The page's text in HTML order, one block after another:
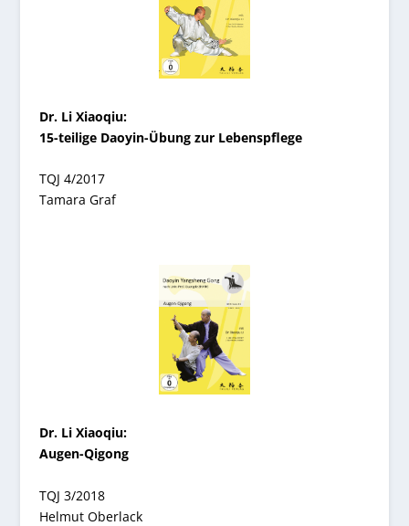
Dr. Li Xiaoqiu:
15-teilige Daoyin-Übung zur Lebenspflege
TQJ 4/2017
Tamara Graf
Dr. Li Xiaoqiu:
Augen-Qigong
TQJ 3/2018
Helmut Oberlack